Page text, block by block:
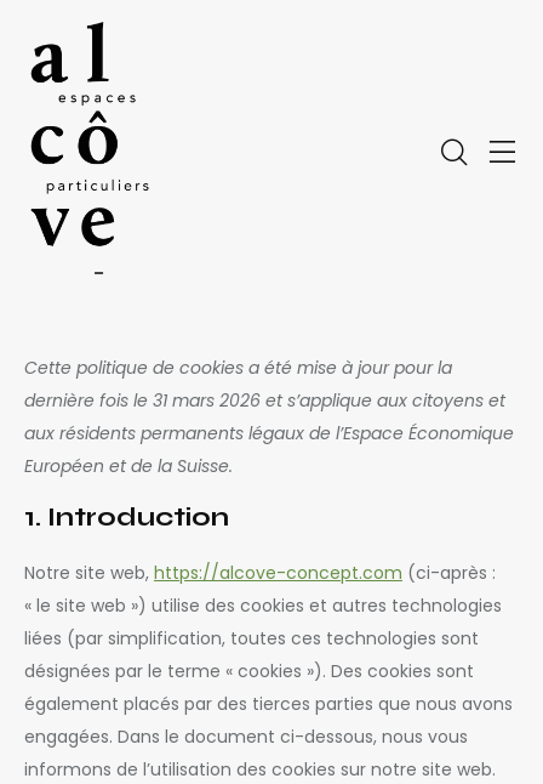
Cette politique de cookies a été mise à jour pour la
dernière fois le 31 mars 2026 et s’applique aux citoyens et
aux résidents permanents légaux de l’Espace Économique
Européen et de la Suisse.
1. Introduction
Notre site web, https://alcove-concept.com (ci-après :
« le site web ») utilise des cookies et autres technologies
liées (par simplification, toutes ces technologies sont
désignées par le terme « cookies »). Des cookies sont
également placés par des tierces parties que nous avons
engagées. Dans le document ci-dessous, nous vous
informons de l’utilisation des cookies sur notre site web.